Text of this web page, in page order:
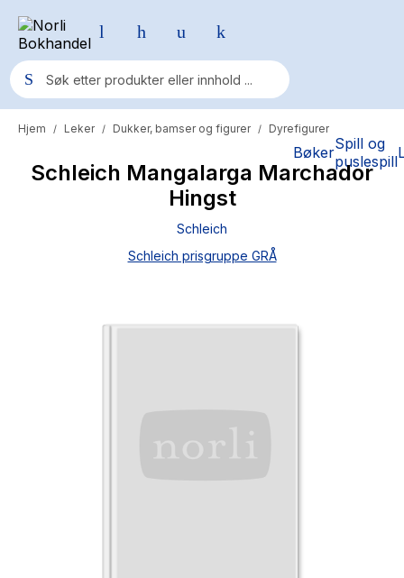
BøkerSpill og
puslespill
Populære søk
Pokemon
Fury Bound - Sable Sorensen
Hjem / Leker / Dukker, bamser og figurer / Dyrefigurer
Schleich Mangalarga Marchador
Hingst
Schleich
Schleich prisgruppe GRÅ